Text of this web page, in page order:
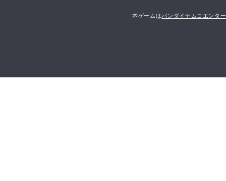
本ゲームはバンダイナムコエンタ